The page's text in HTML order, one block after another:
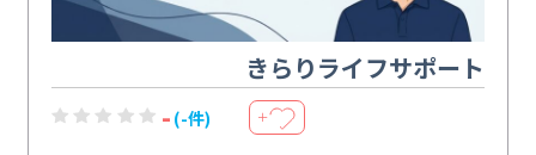
きらりライフサポート
- (-件) ＋